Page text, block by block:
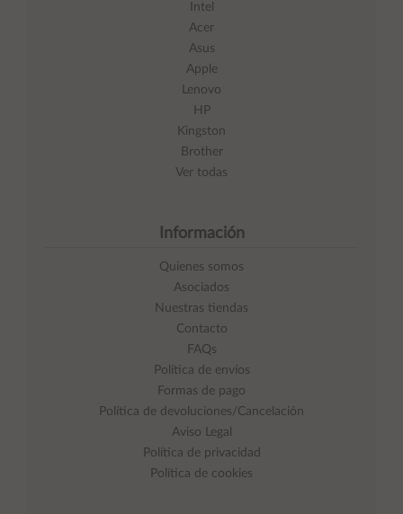
Intel
Acer
Asus
Apple
Lenovo
HP
Kingston
Brother
Ver todas
Información
Quienes somos
Asociados
Nuestras tiendas
Contacto
FAQs
Política de envíos
Formas de pago
Política de devoluciones/Cancelación
Aviso Legal
Política de privacidad
Política de cookies